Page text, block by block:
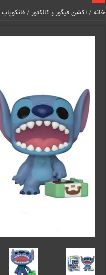
خانه /اکشن فیگور و کالکتور /فانکوپاپ